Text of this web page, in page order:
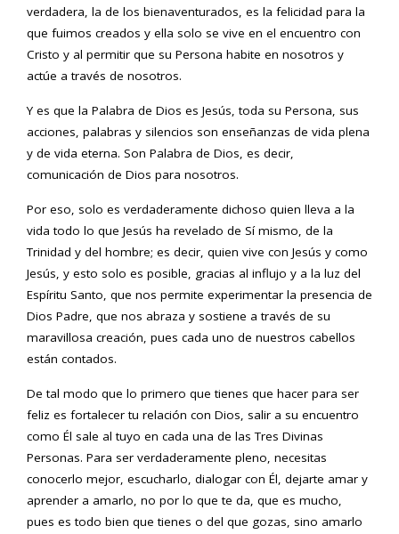
verdadera, la de los bienaventurados, es la felicidad para la
que fuimos creados y ella solo se vive en el encuentro con
Cristo y al permitir que su Persona habite en nosotros y
actúe a través de nosotros.
Y es que la Palabra de Dios es Jesús, toda su Persona, sus
acciones, palabras y silencios son enseñanzas de vida plena
y de vida eterna. Son Palabra de Dios, es decir,
comunicación de Dios para nosotros.
Por eso, solo es verdaderamente dichoso quien lleva a la
vida todo lo que Jesús ha revelado de Sí mismo, de la
Trinidad y del hombre; es decir, quien vive con Jesús y como
Jesús, y esto solo es posible, gracias al influjo y a la luz del
Espíritu Santo, que nos permite experimentar la presencia de
Dios Padre, que nos abraza y sostiene a través de su
maravillosa creación, pues cada uno de nuestros cabellos
están contados.
De tal modo que lo primero que tienes que hacer para ser
feliz es fortalecer tu relación con Dios, salir a su encuentro
como Él sale al tuyo en cada una de las Tres Divinas
Personas. Para ser verdaderamente pleno, necesitas
conocerlo mejor, escucharlo, dialogar con Él, dejarte amar y
aprender a amarlo, no por lo que te da, que es mucho,
pues es todo bien que tienes o del que gozas, sino amarlo